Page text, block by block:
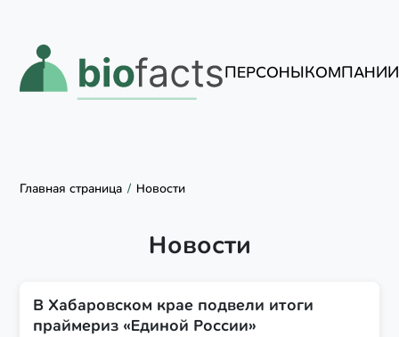
ПЕРСОНЫКОМПАНИИ
Главная страница Новости
Новости
В Хабаровском крае подвели итоги
праймериз «Единой России»